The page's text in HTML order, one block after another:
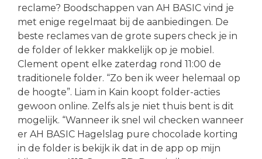
reclame? Boodschappen van AH BASIC vind je
met enige regelmaat bij de aanbiedingen. De
beste reclames van de grote supers check je in
de folder of lekker makkelijk op je mobiel.
Clement opent elke zaterdag rond 11:00 de
traditionele folder. “Zo ben ik weer helemaal op
de hoogte”. Liam in Kain koopt folder-acties
gewoon online. Zelfs als je niet thuis bent is dit
mogelijk. “Wanneer ik snel wil checken wanneer
er AH BASIC Hagelslag pure chocolade korting
in de folder is bekijk ik dat in de app op mijn